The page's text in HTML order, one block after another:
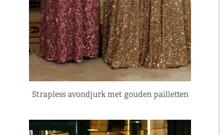
Strapless avondjurk met gouden pailletten